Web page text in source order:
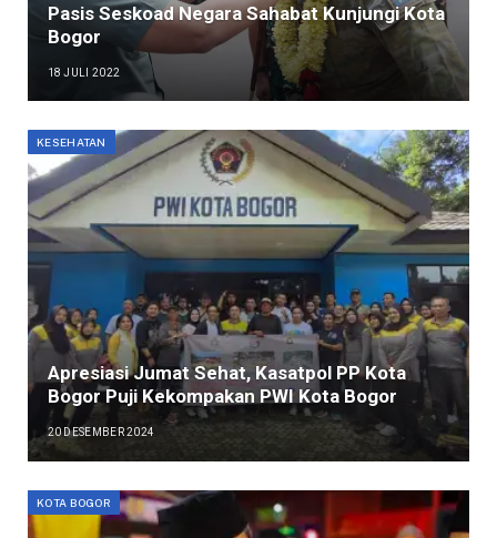
Pasis Seskoad Negara Sahabat Kunjungi Kota
Bogor
18 JULI 2022
KESEHATAN
Apresiasi Jumat Sehat, Kasatpol PP Kota
Bogor Puji Kekompakan PWI Kota Bogor
20 DESEMBER 2024
KOTA BOGOR